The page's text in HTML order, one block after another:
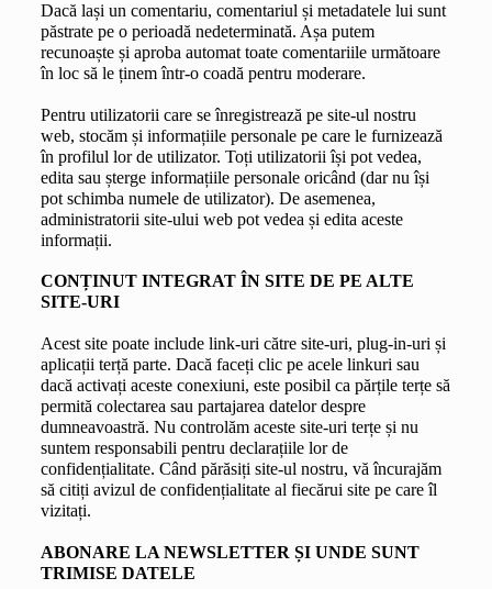
Dacă lași un comentariu, comentariul și metadatele lui sunt
păstrate pe o perioadă nedeterminată. Așa putem
recunoaște și aproba automat toate comentariile următoare
în loc să le ținem într-o coadă pentru moderare.
Pentru utilizatorii care se înregistrează pe site-ul nostru
web, stocăm și informațiile personale pe care le furnizează
în profilul lor de utilizator. Toți utilizatorii își pot vedea,
edita sau șterge informațiile personale oricând (dar nu își
pot schimba numele de utilizator). De asemenea,
administratorii site-ului web pot vedea și edita aceste
informații.
CONȚINUT INTEGRAT ÎN SITE DE PE ALTE
SITE-URI
Acest site poate include link-uri către site-uri, plug-in-uri și
aplicații terță parte. Dacă faceți clic pe acele linkuri sau
dacă activați aceste conexiuni, este posibil ca părțile terțe să
permită colectarea sau partajarea datelor despre
dumneavoastră. Nu controlăm aceste site-uri terțe și nu
suntem responsabili pentru declarațiile lor de
confidențialitate. Când părăsiți site-ul nostru, vă încurajăm
să citiți avizul de confidențialitate al fiecărui site pe care îl
vizitați.
ABONARE LA NEWSLETTER ȘI UNDE SUNT
TRIMISE DATELE